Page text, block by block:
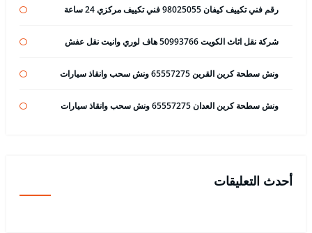
رقم فني تكييف كيفان 98025055 فني تكييف مركزي 24 ساعة
شركة نقل اثاث الكويت 50993766 هاف لوري وانيت نقل عفش
ونش سطحة كرين القرين 65557275 ونش سحب وانقاذ سيارات
ونش سطحة كرين العدان 65557275 ونش سحب وانقاذ سيارات
أحدث التعليقات